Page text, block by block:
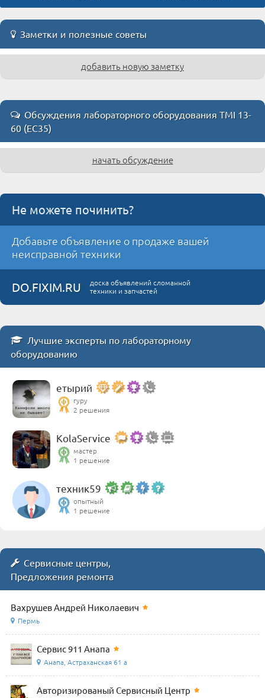
Заметки и полезные советы
добавить новую заметку
Обсуждения лабораторного оборудования TMI 13-
60 (ЕС35)
начать обсуждение
Не можете починить?
Добавьте объявление о продаже вашей
неисправной техники
DO.FIXIM.RU
доска объявлений сломанной
техники и запчастей
Лучшие эксперты по лабораторному
оборудованию
етырий
гуру
2 решения
KolaService
мастер
1 решение
техник59
опытный
1 решение
Сервисные центры,
Предложения ремонта
Вахрушев Андрей Николаевич
Пермь
Сервис 911 Анапа
Анапа, Астраханская 61 а
Авторизированый Сервисный Центр